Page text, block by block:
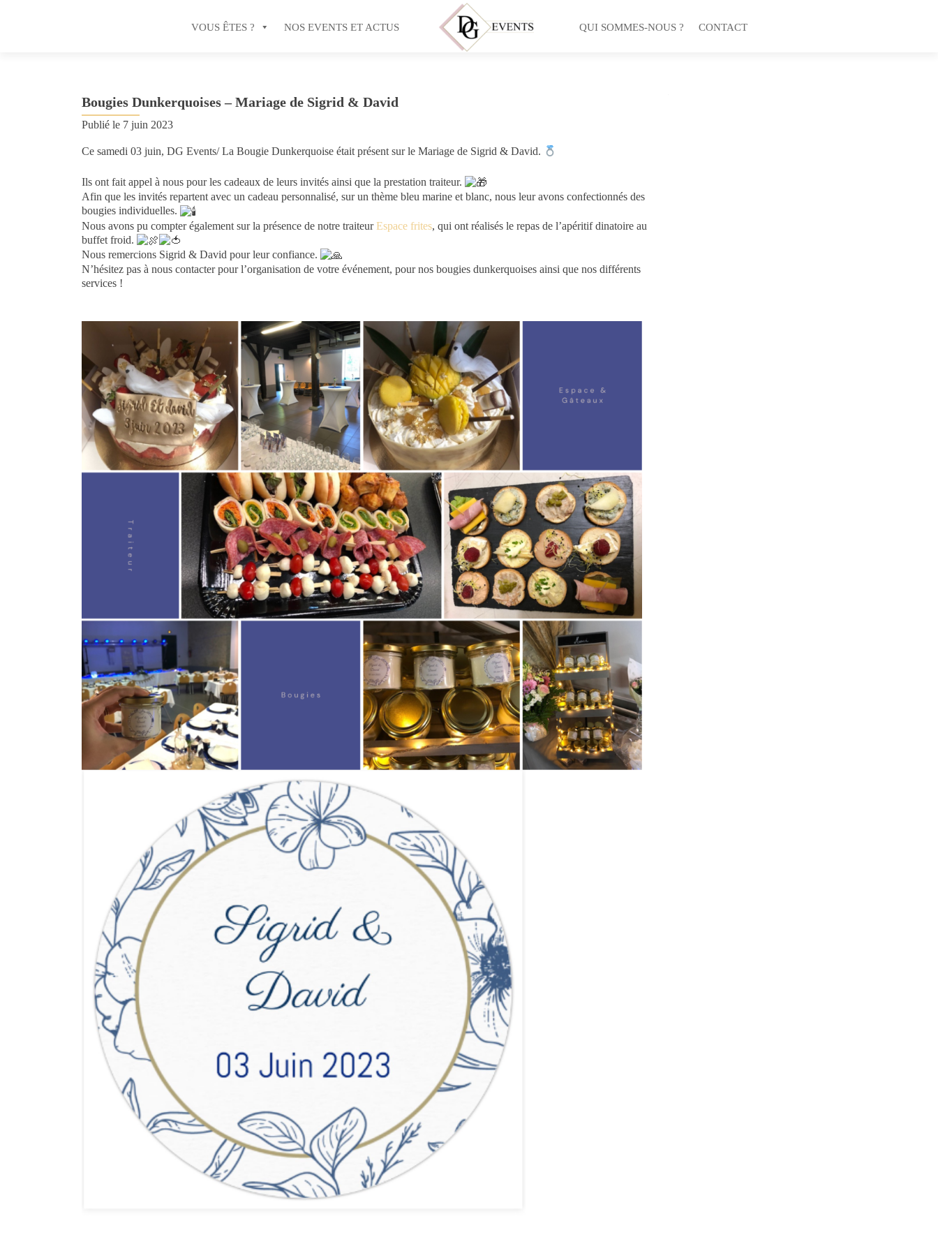
VOUS ÊTES ? NOS EVENTS ET ACTUS QUI SOMMES-NOUS ? CONTACT
Bougies Dunkerquoises – Mariage de Sigrid & David
Publié le 7 juin 2023
Ce samedi 03 juin, DG Events/ La Bougie Dunkerquoise était présent sur le Mariage de Sigrid & David.
Ils ont fait appel à nous pour les cadeaux de leurs invités ainsi que la prestation traiteur.
Afin que les invités repartent avec un cadeau personnalisé, sur un thème bleu marine et blanc, nous leur avons confectionnés des
bougies individuelles.
Nous avons pu compter également sur la présence de notre traiteurEspace frites, qui ont réalisés le repas de l’apéritif dinatoire au
buffet froid.
Nous remercions Sigrid & David pour leur confiance.
N’hésitez pas à nous contacter pour l’organisation de votre événement, pour nos bougies dunkerquoises ainsi que nos différents
services !